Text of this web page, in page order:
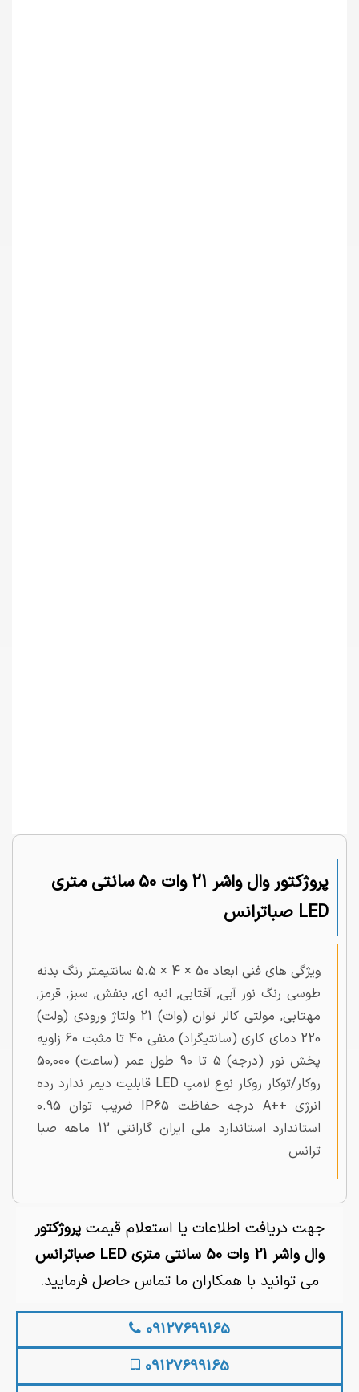
پروژکتور وال واشر 21 وات 50 سانتی متری
LED صباترانس
ویژگی های فنی ابعاد 50 × 4 × 5.5 سانتیمتر رنگ بدنه
طوسی رنگ نور آبی, آفتابی, انبه ای, بنفش, سبز, قرمز,
مهتابی, مولتی کالر توان (وات) 21 ولتاژ ورودی (ولت)
220 دمای کاری (سانتیگراد) منفی 40 تا مثبت 60 زاویه
پخش نور (درجه) 5 تا 90 طول عمر (ساعت) 50,000
روکار/توکار روکار نوع لامپ LED قابلیت دیمر ندارد رده
انرژی ++A درجه حفاظت IP65 ضریب توان 0.95
استاندارد استاندارد ملی ایران گارانتی 12 ماهه صبا
ترانس
جهت دریافت اطلاعات یا استعلام قیمت پروژکتور
وال واشر 21 وات 50 سانتی متری LED صباترانس
می توانید با همکاران ما تماس حاصل فرمایید.
09127699165
09127699165